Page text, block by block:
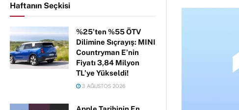
Haftanın Seçkisi
%25’ten %55 ÖTV
Dilimine Sıçrayış: MINI
Countryman E’nin
Fiyatı 3,84 Milyon
TL’ye Yükseldi!
3 AĞUSTOS 2026